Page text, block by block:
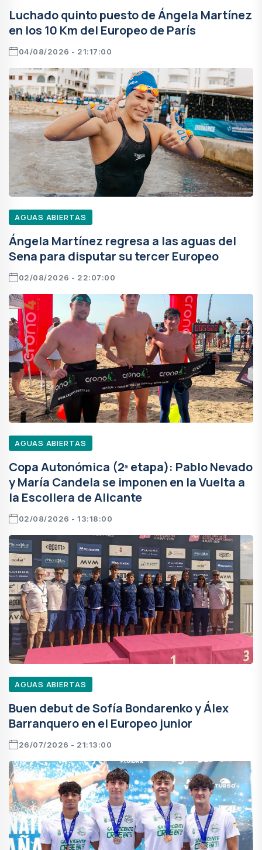
Luchado quinto puesto de Ángela Martínez
en los 10 Km del Europeo de París
04/08/2026 - 21:17:00
AGUAS ABIERTAS
Ángela Martínez regresa a las aguas del
Sena para disputar su tercer Europeo
02/08/2026 - 22:07:00
AGUAS ABIERTAS
Copa Autonómica (2ª etapa): Pablo Nevado
y María Candela se imponen en la Vuelta a
la Escollera de Alicante
02/08/2026 - 13:18:00
AGUAS ABIERTAS
Buen debut de Sofía Bondarenko y Álex
Barranquero en el Europeo junior
26/07/2026 - 21:13:00